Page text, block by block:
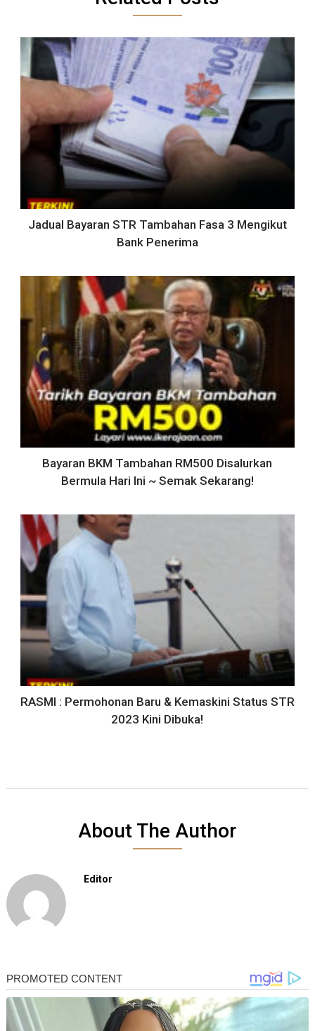
Jadual Bayaran STR Tambahan Fasa 3 Mengikut
Bank Penerima
Bayaran BKM Tambahan RM500 Disalurkan
Bermula Hari Ini ~ Semak Sekarang!
RASMI : Permohonan Baru & Kemaskini Status STR
2023 Kini Dibuka!
About The Author
Editor